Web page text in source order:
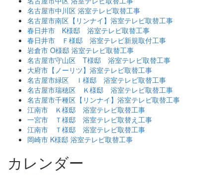
名古屋市中川区 浴室テレビ取替工事
名古屋市南区【リンナイ】浴室テレビ取替工事
春日井市 K様邸 浴室テレビ取替工事
春日井市 Ｆ様邸 浴室テレビ新規取付工事
岩倉市 O様邸 浴室テレビ取替工事
名古屋市守山区 T様邸 浴室テレビ取替工事
大府市【ノーリツ】浴室テレビ取替工事
名古屋市緑区 Ｉ様邸 浴室テレビ取替工事
名古屋市瑞穂区 Ｋ様邸 浴室テレビ取替工事
名古屋市千種区【リンナイ】浴室テレビ取替工事
江南市 Ｋ様邸 浴室テレビ取替工事
一宮市 Ｔ様邸 浴室テレビ取替え工事
江南市 Ｔ様邸 浴室テレビ取替工事
岡崎市 K様邸 浴室テレビ取替工事
カレンダー